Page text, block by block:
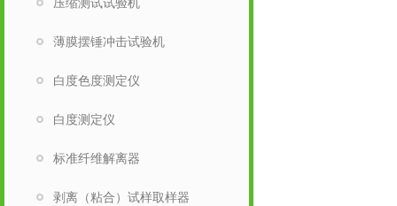
薄膜摆锤冲击试验机
白度色度测定仪
白度测定仪
标准纤维解离器
剥离（粘合）试样取样器